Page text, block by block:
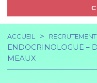
Fil
ACCUEIL RECRUTEMENT
ENDOCRINOLOGUE –
MEAUX